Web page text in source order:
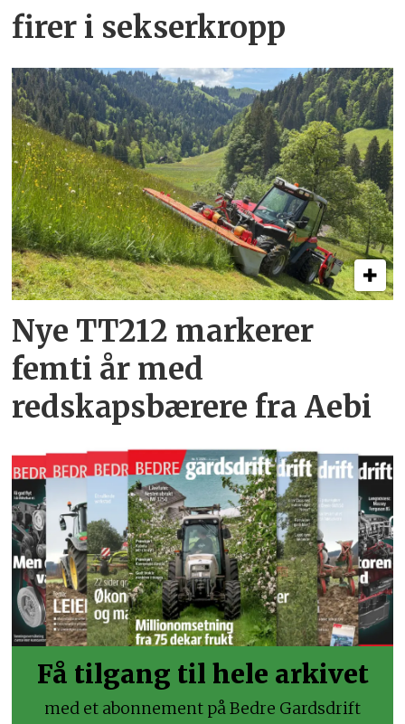
firer i sekserkropp
Nye TT212 markerer
femti år­ med
redskapsbærere fra Aebi
Få tilgang til hele arkivet
med et abonnement på Bedre Gardsdrift